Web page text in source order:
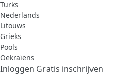
Turks
Nederlands
Litouws
Grieks
Pools
Oekraïens
Inloggen Gratis inschrijven